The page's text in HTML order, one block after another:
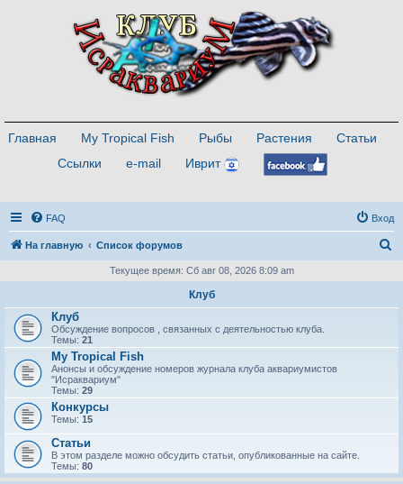
Главная My Tropical Fish Рыбы Растения
Статьи
Ссылки
e-mail Иврит
FAQ Вход
На главную Список форумов
с
Текущее время: Сб авг 08, 2026 8:09 am
Клуб
Клуб
Обсуждение вопросов , связанных с деятельностью клуба.
Темы: 21
My Tropical Fish
Анонсы и обсуждение номеров журнала клуба аквариумистов
"Исраквариум"
Темы: 29
Конкурсы
Темы: 15
Статьи
В этом разделе можно обсудить статьи, опубликованные на сайте.
Темы: 80